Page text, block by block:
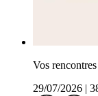
Vos
29/07/2026